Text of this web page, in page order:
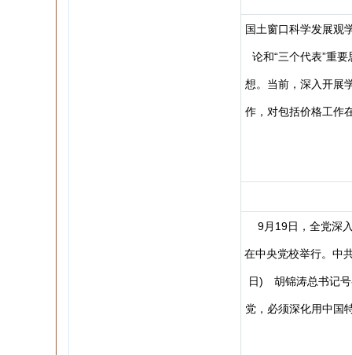
国土窗口科学发展观
论和“三个代表”重
想。当前，深入开展
作，对包括价格工作
9月19日，全党深
在中央党校举行。中
日) 胡锦涛总书记号
党，必须深化用中国